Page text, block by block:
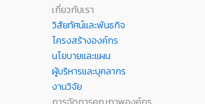
เกี่ยวกับเรา
วิสัยทัศน์และพันธกิจ
โครงสร้างองค์กร
นโยบายและแผน
ผู้บริหารและบุคลากร
งานวิจัย